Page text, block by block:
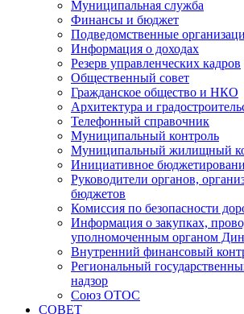
Муниципальная служба
Финансы и бюджет
Подведомственные
Информация о доходах
Резерв управленческих кадров
Общественный совет
Гражданское общество и НКО
Архитектура и
Телефонный справочник
Муниципальный контроль
Муниципальный жилищный
Инициативное
Руководители органов,
бюджетов
Комиссия по безопасности
Информация о закупках,
уполномоченным органом
Внутренний финансовый
Региональный
надзор
Союз ОТОС
СОВЕТ